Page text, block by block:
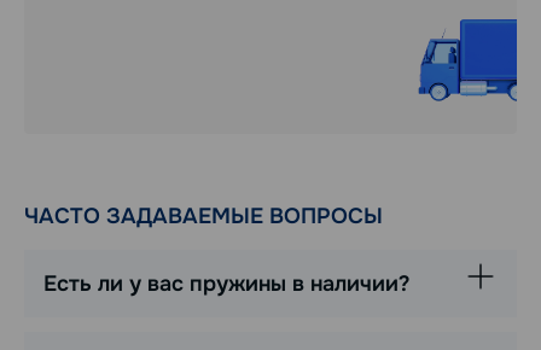
ЧАСТО ЗАДАВАЕМЫЕ ВОПРОСЫ
Есть ли у вас пружины в наличии?